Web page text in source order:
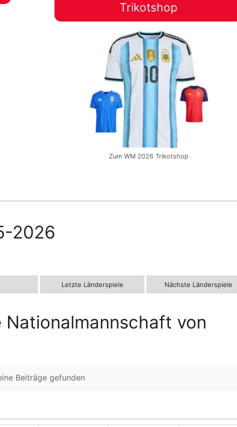
Trikotshop
Zum WM 2026 Trikotshop
2026
Letzte Länderspiele Nächste Länderspiele
von
Beiträge gefunden